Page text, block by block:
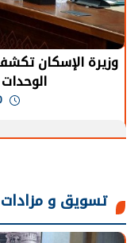
وزيرة الإسكان
تسويق و مزادات